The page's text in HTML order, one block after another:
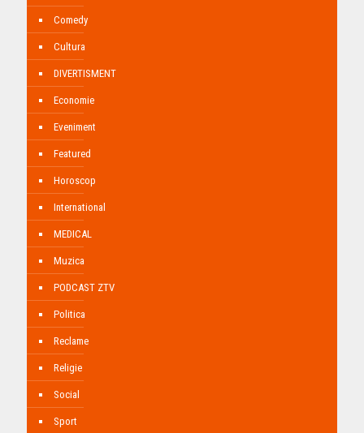
Comedy
Cultura
DIVERTISMENT
Economie
Eveniment
Featured
Horoscop
International
MEDICAL
Muzica
PODCAST ZTV
Politica
Reclame
Religie
Social
Sport